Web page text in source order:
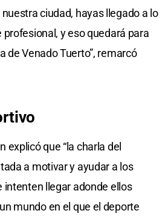
ciudad, hayas llegado a lo
y eso quedará para
de Venado Tuerto”, remarcó
explicó que “la charla del
a motivar y ayudar a los
intenten llegar adonde ellos
mundo en el que el deporte